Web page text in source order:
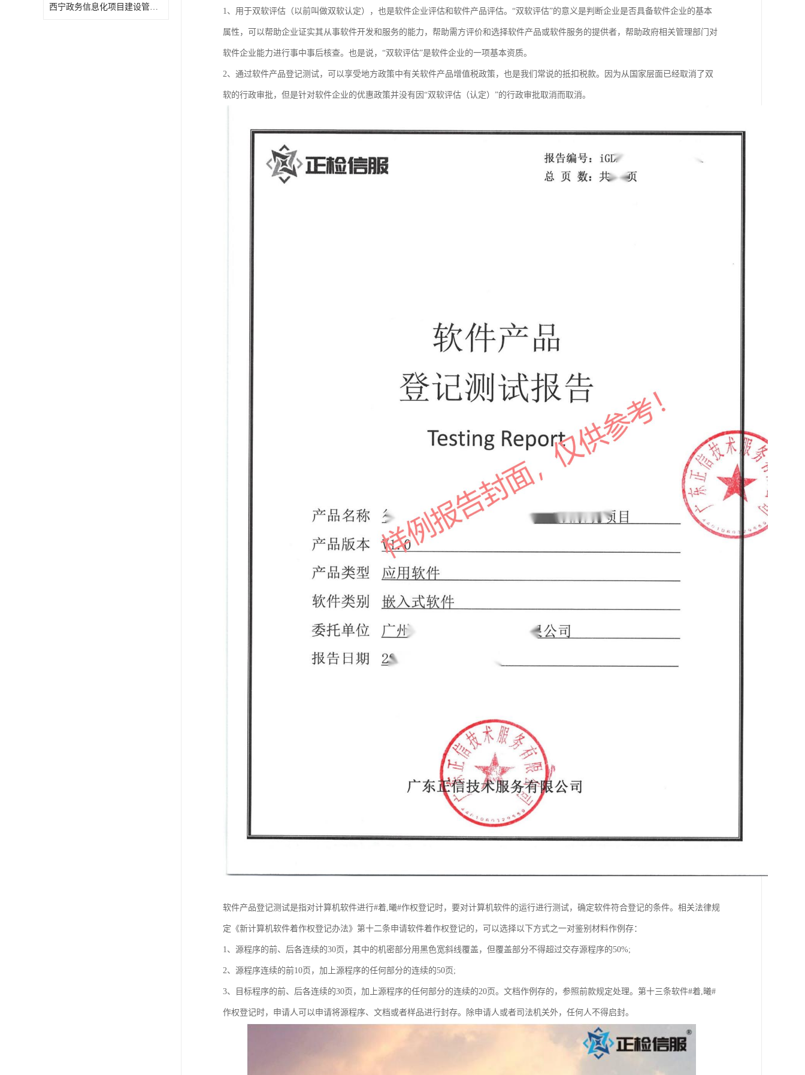
西宁政务信息化项目建设管理办法报告 1、用于双软评估（以前叫做双软认定），也是软件企业评估和软件产品评估。“双软评估”的意义是判断企业是否具备软件企业的基本
属性，可以帮助企业证实其从事软件开发和服务的能力，帮助需方评价和选择软件产品或软件服务的提供者，帮助政府相关管理部门对
软件企业能力进行事中事后核查。也是说，“双软评估”是软件企业的一项基本资质。
2、通过软件产品登记测试，可以享受地方政策中有关软件产品增值税政策，也是我们常说的抵扣税款。因为从国家层面已经取消了双
软的行政审批，但是针对软件企业的优惠政策并没有因“双软评估（认定）”的行政审批取消而取消。
软件产品登记测试是指对计算机软件进行#着,曦#作权登记时，要对计算机软件的运行进行测试，确定软件符合登记的条件。相关法律规
定《新计算机软件着作权登记办法》第十二条申请软件着作权登记的，可以选择以下方式之一对鉴别材料作例存：
1、源程序的前、后各连续的30页，其中的机密部分用黑色宽斜线覆盖，但覆盖部分不得超过交存源程序的50%;
2、源程序连续的前10页，加上源程序的任何部分的连续的50页;
3、目标程序的前、后各连续的30页，加上源程序的任何部分的连续的20页。文档作例存的，参照前款规定处理。第十三条软件#着,曦#
作权登记时，申请人可以申请将源程序、文档或者样品进行封存。除申请人或者司法机关外，任何人不得启封。